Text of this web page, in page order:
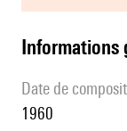
informations
date de
1960